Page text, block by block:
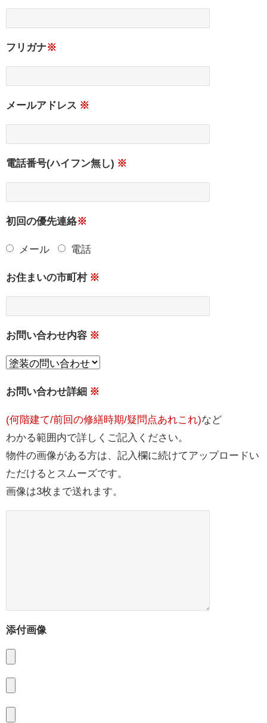
フリガナ※
メールアドレス ※
電話番号(ハイフン無し) ※
初回の優先連絡※
メール 電話
お住まいの市町村 ※
お問い合わせ内容 ※
お問い合わせ詳細 ※
(何階建て/前回の修繕時期/疑問点あれこれ)など
わかる範囲内で詳しくご記入ください。
物件の画像がある方は、記入欄に続けてアップロードい
ただけるとスムーズです。
画像は3枚まで送れます。
添付画像